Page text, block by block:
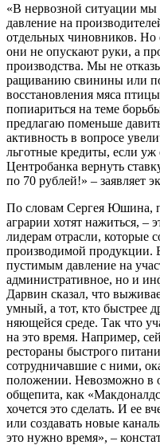
«В нервозной ситуации
давление на
отдельных чиновников. Но
они не опускают руки, а
производства. Мы не
ращиванию свинины или
восстановления мяса
попиариться на теме
предлагаю поменьше
активность в вопросе
льготные кредиты, если уж
Центробанка вернуть
по 70 рублей!» – заявляет
По словам Сергея Юшина,
аграрии хотят нажиться, –
лидерам отрасли, которые
производимой про­дукции.
пустимым давление на
административное, но и
Дарвин сказал, что
умный, а тот, кто быстрее
няющейся среде. Так что
на это время. Например,
рестораны быстрого
сотрудничав­шие с ними,
положении. Невозможно в
общепита, как
хочется это сделать. И ее
или создавать новые
это нужно время», –